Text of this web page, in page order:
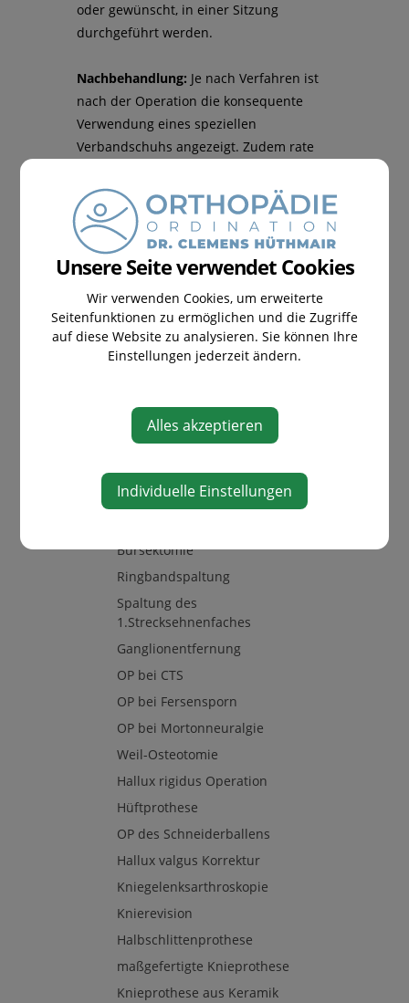
oder gewünscht, in einer Sitzung
durchgeführt werden.
Nachbehandlung: Je nach Verfahren ist
nach der Operation die konsequente
Verwendung eines speziellen
Verbandschuhs angezeigt. Zudem rate
zur Verwendung einer speziellen
Nachtlagerungsschiene sowie zu einer
speziellen physikalischen Therapie.
Hammerzehenkorrektur
Bursektomie
Ringbandspaltung
Spaltung des
1.Strecksehnenfaches
Ganglionentfernung
OP bei CTS
OP bei Fersensporn
OP bei Mortonneuralgie
Weil-Osteotomie
Hallux rigidus Operation
Hüftprothese
OP des Schneiderballens
Hallux valgus Korrektur
Kniegelenksarthroskopie
Knierevision
Halbschlittenprothese
maßgefertigte Knieprothese
Knieprothese aus Keramik
Unsere Seite verwendet Cookies
Wir verwenden Cookies, um erweiterte
Seitenfunktionen zu ermöglichen und die Zugriffe
auf diese Website zu analysieren. Sie können Ihre
Einstellungen jederzeit ändern.
Alles akzeptieren
Individuelle Einstellungen